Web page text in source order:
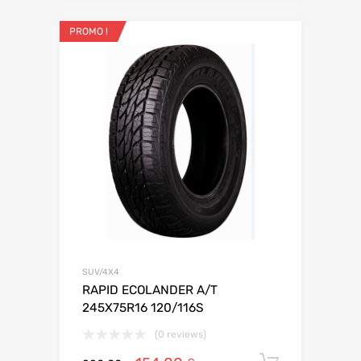
PROMO !
SUV/4X4
RAPID ECOLANDER A/T
245X75R16 120/116S
(0 reviews)